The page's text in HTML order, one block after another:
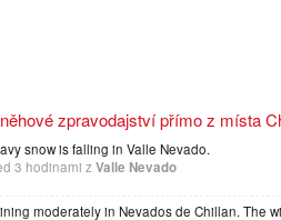
zpravodajství přímo z místa
snow is falling in Valle Nevado.
3 hodinami z Valle Nevado
moderately in Nevados de Chillan. The